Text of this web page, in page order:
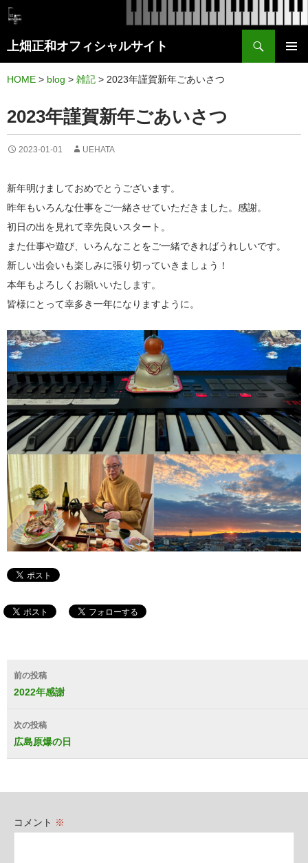
上畑正和オフィシャルサイト
ン
ン
ツ
へ
キ
ッ
プ
HOME > blog > 雑記 > 2023年謹賀新年ごあいさつ
2023年謹賀新年ごあいさつ
2023-01-01 UEHATA
新年明けましておめでとうございます。
昨年もいろんな仕事をご一緒させていただきました。感謝。
初日の出を見れて幸先良いスタート。
また仕事や遊び、いろんなことをご一緒できればうれしいです。
新しい出会いも楽しみに張り切っていきましょう！
本年もよろしくお願いいたします。
皆様にとって幸多き一年になりますように。
投
稿
ナ
ビ
ー
シ
ョ
前の投稿
2022年感謝
次の投稿
広島原爆の日
コメント ※